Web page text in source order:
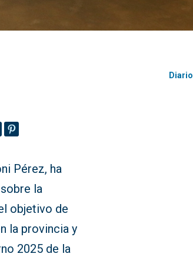
Pérez, ha
la
objetivo de
la provincia y
2025 de la